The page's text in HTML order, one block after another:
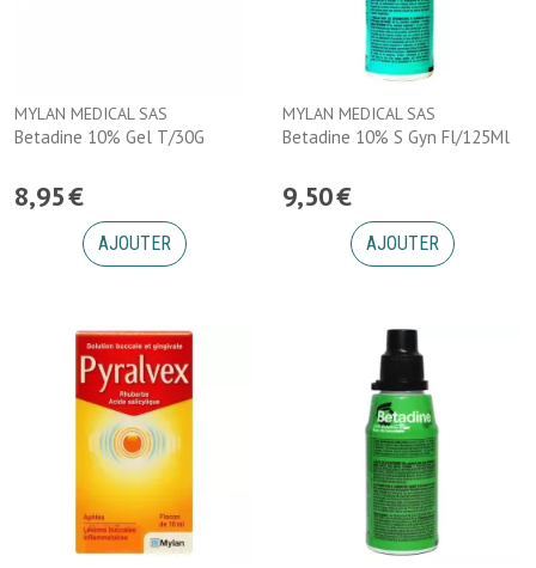
MYLAN MEDICAL SAS
Betadine 10% Gel T/30G
8,95€
AJOUTER
MYLAN MEDICAL SAS
Betadine 10% S Gyn Fl/125Ml
9,50€
AJOUTER